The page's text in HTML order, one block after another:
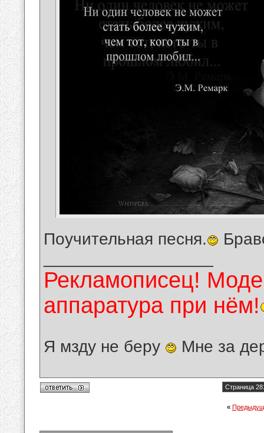
Поучительная песня.
Рекламописец!
аппаратура при нём!
Я мзду не беру Мне за
Страница
«